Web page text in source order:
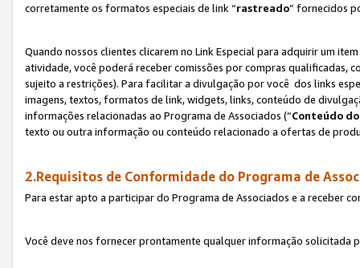
corretamente os formatos especiais de link “rastreado” fornecidos
Quando nossos clientes clicarem no Link Especial para adquirir um
atividade, você poderá receber comissões por compras qualificadas,
sujeito a restrições). Para facilitar a divulgação por você dos links
imagens, textos, formatos de link, widgets, links, conteúdo de
informações relacionadas ao Programa de Associados (“Conteúdo
texto ou outra informação ou conteúdo relacionado a ofertas de
2.Requisitos de Conformidade do Programa de
Para estar apto a participar do Programa de Associados e a receber
Você deve nos fornecer prontamente qualquer informação solicitada